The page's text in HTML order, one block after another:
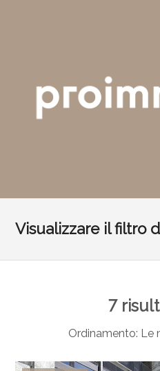
Visualizzare il filtro
7
Ordinamento: Le